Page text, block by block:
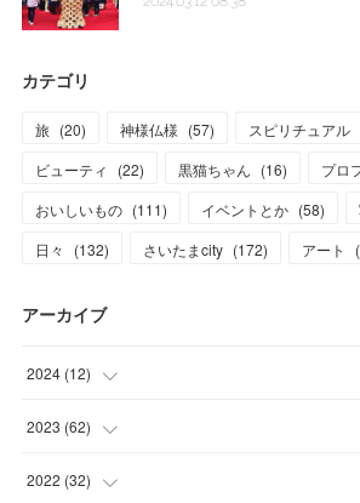
カテゴリ
旅 (20) 神様仏様 (57) スピリチュアル
ビューティ
(22) 黒猫ちゃん (16) プロ
おいしいもの (111) イベントとか (58)
日々
(132) さいたまcity (172) アート (
アーカイブ
2024 (12)
(1
(1
2023 (62)
(11 )
2022 (32)